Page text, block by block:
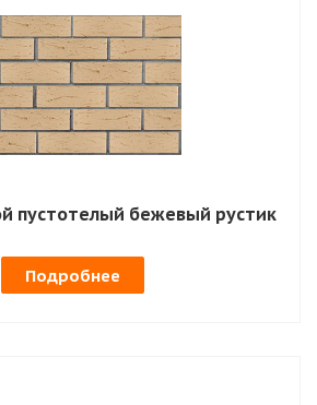
пустотелый бежевый рустик
Подробнее